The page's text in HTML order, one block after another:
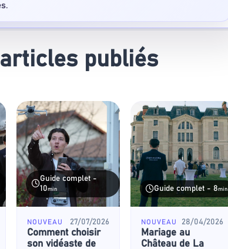
publiés
Guide complet -
10min
NOUVEAU 27/07/2026
Comment choisir
son vidéaste de
Guide complet - 8min
NOUVEAU 28/04/2026
Mariage au
Château de La